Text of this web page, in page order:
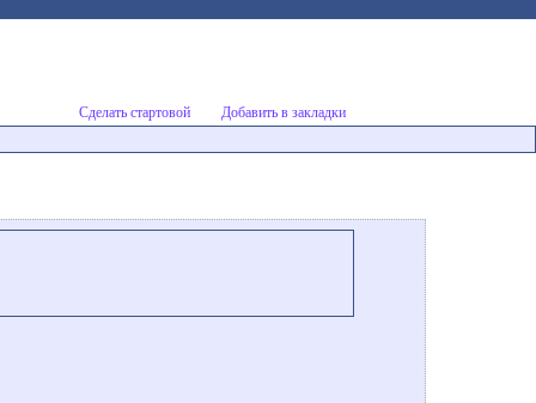
Сделать стартовой Добавить в закладки